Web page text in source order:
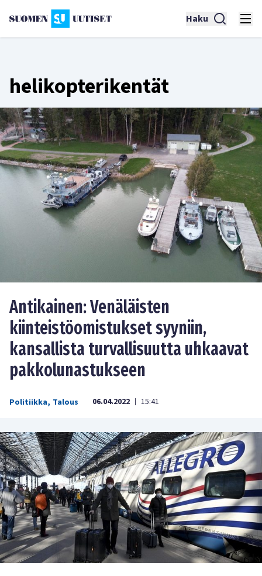
Haku
helikopterikentät
Antikainen: Venäläisten
kiinteistöomistukset syyniin,
kansallista turvallisuutta uhkaavat
pakkolunastukseen
Politiikka, Talous 06.04.2022 | 15:41